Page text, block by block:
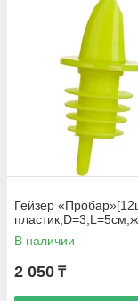
Гейзер
В наличии
2 050 ₸